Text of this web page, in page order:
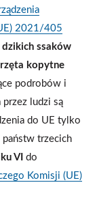
2021/405
dzikich ssaków
kopytne
podrobów i
przez ludzi są
do UE tylko
państw trzecich
VI do
Komisji (UE)